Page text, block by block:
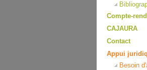
Compte-
CAJAURA
Contact
Appui
Besoin